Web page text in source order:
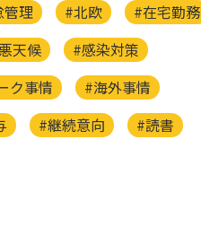
管理 #北欧
#在宅勤務
天候
#感染対策
ク事情
#海外事情
#継続意向
#読書